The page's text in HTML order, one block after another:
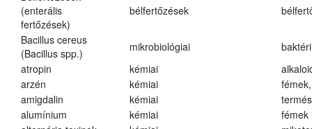
(enterális
fertőzések)
bélfertőzések
Bacillus cereus
(Bacillus spp.)
mikrobiológiai
atropin
kémiai
arzén
kémiai
amigdalin
kémiai
alumínium
kémiai
fémek